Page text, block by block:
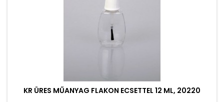
KR ÜRES MŰANYAG FLAKON ECSETTEL 12 ML, 20220